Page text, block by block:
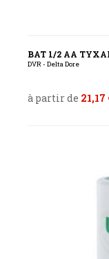
BAT 1/2 AA
DVR - Delta Dore
à partir de 21,17